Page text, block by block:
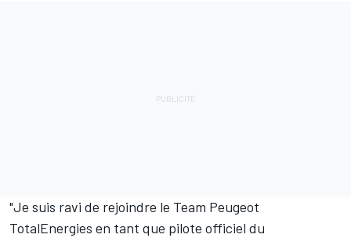
"Je suis ravi de rejoindre le Team Peugeot
TotalEnergies en tant que pilote officiel du